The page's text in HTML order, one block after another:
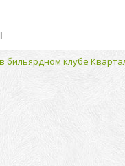
бильярдном клубе